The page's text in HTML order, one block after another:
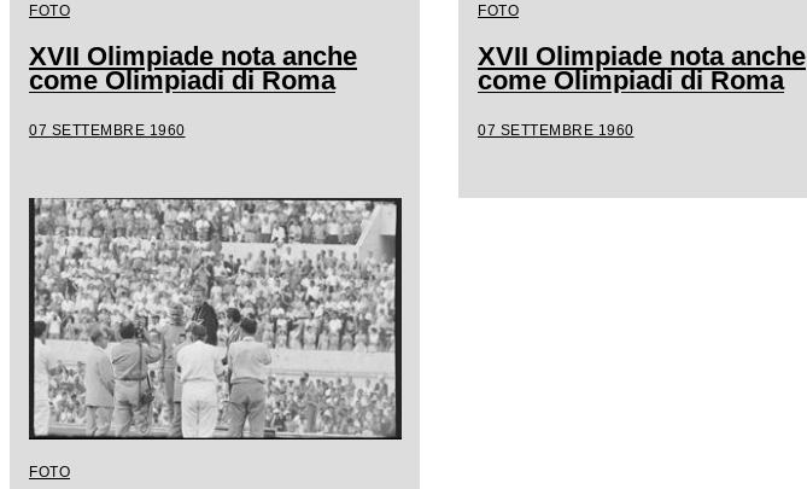
FOTO
XVII Olimpiade nota anche
come Olimpiadi di Roma
07 SETTEMBRE 1960
FOTO
XVII Olimpiade nota anche
come Olimpiadi di Roma
07 SETTEMBRE 1960
FOTO